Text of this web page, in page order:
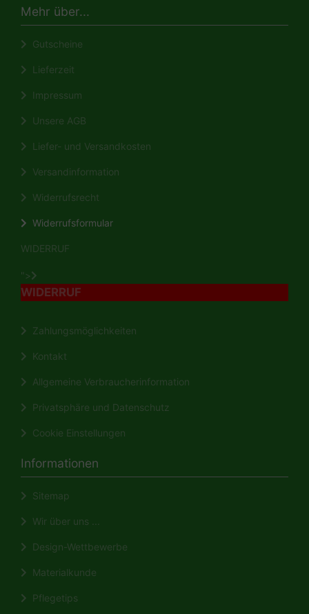
Mehr über...
Gutscheine
Lieferzeit
Impressum
Unsere AGB
Liefer- und Versandkosten
Versandinformation
Widerrufsrecht
Widerrufsformular
WIDERRUF
">
WIDERRUF
Zahlungsmöglichkeiten
Kontakt
Allgemeine Verbraucherinformation
Privatsphäre und Datenschutz
Cookie Einstellungen
Informationen
Sitemap
Wir über uns ...
Design-Wettbewerbe
Materialkunde
Pflegetips